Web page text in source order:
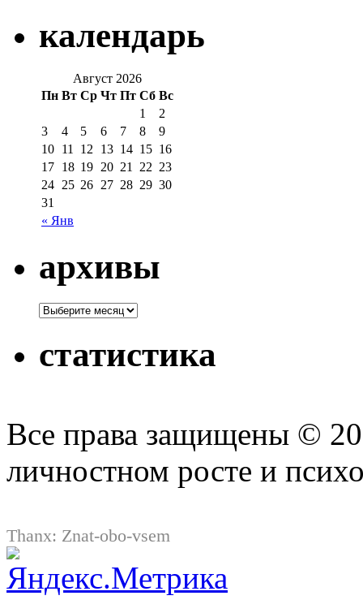
календарь
Август 2026
Пн Вт Ср Чт Пт Сб Вс
« Янв
1
2
3
4 5 6 7 8
9
10 11 12 13 14 15 16
17 18 19 20 21 22 23
24 25 26 27 28 29 30
31
архивы
статистика
Все права защищены ©
личностном росте и
Thanx: Znat-obo-vsem